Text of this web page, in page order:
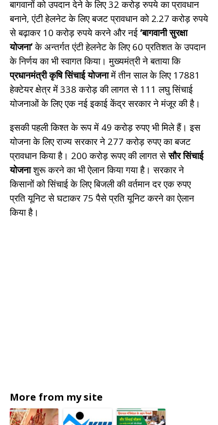
बागवानों को उपदान देने के लिए 32 करोड़ रुपये का प्रावधान
बनाने, एंटी हेलनेट के लिए बजट प्रावधान को 2.27 करोड़ रुपये
से बढ़ाकर 10 करोड़ रुपये करने और नई ‘बागवानी सुरक्षा
योजना’के अन्तर्गत एंटी हेलनेट के लिए 60 प्रतिशत के उपदान
के निर्णय का भी स्वागत किया। मुख्यमंत्री ने बताया कि
प्रधानमंत्री कृषि सिंचाई योजनामें तीन साल के लिए 17881
हेक्टेयर क्षेत्र में 338 करोड़ की लागत से 111 लघु सिंचाई
योजनाओं के लिए एक नई इकाई केंद्र सरकार ने मंजूर की है।
इसकी पहली किश्त के रूप में 49 करोड़ रुपए भी मिले हैं। इस
योजना के लिए राज्य सरकार ने 277 करोड़ रुपए का बजट
प्रावधान किया है। 200 करोड़ रूपए की लागत सेसौर सिंचाई
योजनाशुरू करने का भी ऐलान किया गया है। सरकार ने
किसानों को सिंचाई के लिए बिजली की वर्तमान दर एक रुपए
प्रति यूनिट से घटाकर 75 पैसे प्रति यूनिट करने का ऐलान
किया है।
More from my site